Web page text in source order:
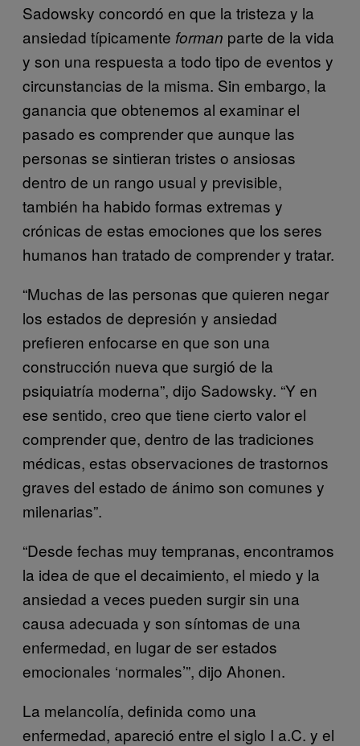
Sadowsky concordó en que la tristeza y la
ansiedad típicamente forman parte de la vida
y son una respuesta a todo tipo de eventos y
circunstancias de la misma. Sin embargo, la
ganancia que obtenemos al examinar el
pasado es comprender que aunque las
personas se sintieran tristes o ansiosas
dentro de un rango usual y previsible,
también ha habido formas extremas y
crónicas de estas emociones que los seres
humanos han tratado de comprender y tratar.
“Muchas de las personas que quieren negar
los estados de depresión y ansiedad
prefieren enfocarse en que son una
construcción nueva que surgió de la
psiquiatría moderna”, dijo Sadowsky. “Y en
ese sentido, creo que tiene cierto valor el
comprender que, dentro de las tradiciones
médicas, estas observaciones de trastornos
graves del estado de ánimo son comunes y
milenarias”.
“Desde fechas muy tempranas, encontramos
la idea de que el decaimiento, el miedo y la
ansiedad a veces pueden surgir sin una
causa adecuada y son síntomas de una
enfermedad, en lugar de ser estados
emocionales ‘normales’”, dijo Ahonen.
La melancolía, definida como una
enfermedad, apareció entre el siglo I a.C. y el